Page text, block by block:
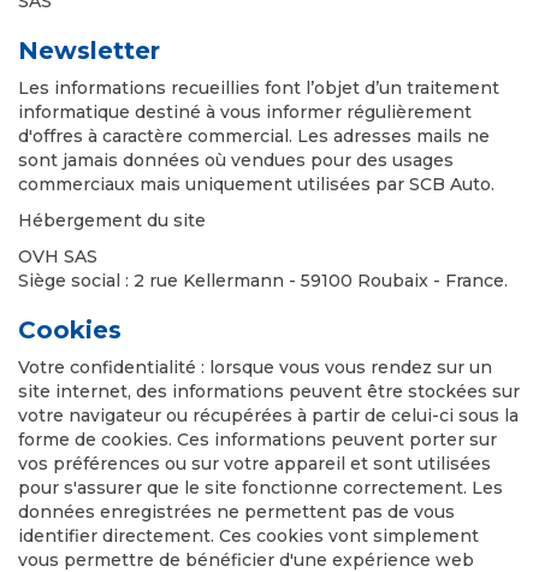
Newsletter
Les informations recueillies font l’objet d’un traitement
informatique destiné à vous informer régulièrement
d'offres à caractère commercial. Les adresses mails ne
sont jamais données où vendues pour des usages
commerciaux mais uniquement utilisées par SCB Auto.
Hébergement du site
OVH SAS
Siège social : 2 rue Kellermann - 59100 Roubaix - France.
Cookies
Votre confidentialité : lorsque vous vous rendez sur un
site internet, des informations peuvent être stockées sur
votre navigateur ou récupérées à partir de celui-ci sous la
forme de cookies. Ces informations peuvent porter sur
vos préférences ou sur votre appareil et sont utilisées
pour s'assurer que le site fonctionne correctement. Les
données enregistrées ne permettent pas de vous
identifier directement. Ces cookies vont simplement
vous permettre de bénéficier d'une expérience web